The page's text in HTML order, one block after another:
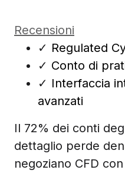
Recensioni
✓ Regulated
✓ Conto di
✓ Interfaccia
avanzati
Il 72% dei conti
dettaglio perde
negoziano CFD